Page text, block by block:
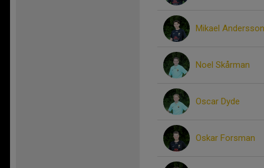
Mikael Andersson
Noel Skårman
Oscar Dyde
Oskar Forsman